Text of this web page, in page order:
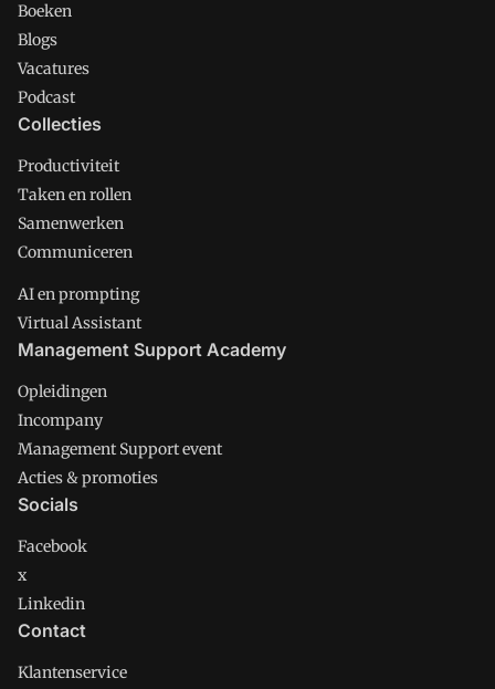
Boeken
Blogs
Vacatures
Podcast
Collecties
Productiviteit
Taken en rollen
Samenwerken
Communiceren
AI en prompting
Virtual Assistant
Management Support Academy
Opleidingen
Incompany
Management Support event
Acties & promoties
Socials
Facebook
x
Linkedin
Contact
Klantenservice